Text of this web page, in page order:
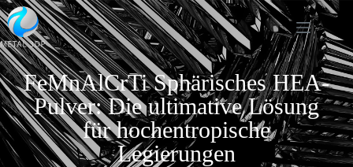
FeMnAlCrTi Sphärisches HEA-
Pulver: Die ultimative Lösung
für hochentropische
Legierungen